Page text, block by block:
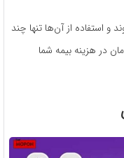
استفاده از آن‌ها تنها چند
در هزینه بیمه شما